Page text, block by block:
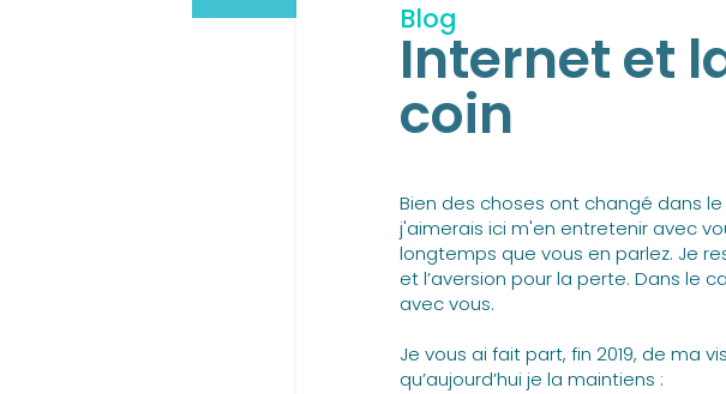
Blog
Internet et
coin
Bien des choses ont changé dans
j'aimerais ici m'en entretenir avec
longtemps que vous en parlez. Je
et l’aversion pour la perte. Dans le
avec vous.
Je vous ai fait part, fin 2019, de ma
qu’aujourd’hui je la maintiens :